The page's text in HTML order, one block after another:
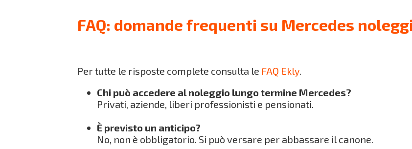
FAQ: domande frequenti su Mercedes
Per tutte le risposte complete consulta le FAQ Ekly.
Chi può accedere al noleggio lungo termine Mercedes?
Privati, aziende, liberi professionisti e pensionati.
È previsto un anticipo?
No, non è obbligatorio. Si può versare per abbassare il canone.